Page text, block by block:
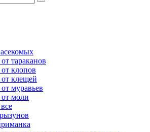
тараканов
клопов
клещей
муравьев
от моли